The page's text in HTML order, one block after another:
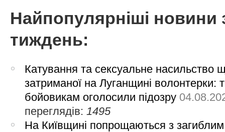
Найпопулярніші новини
тиждень:
Катування та сексуальне насильство
затриманої на Луганщині волонтерки:
бойовикам оголосили підозру
переглядів: 1495
На Київщині попрощаються з загиблим